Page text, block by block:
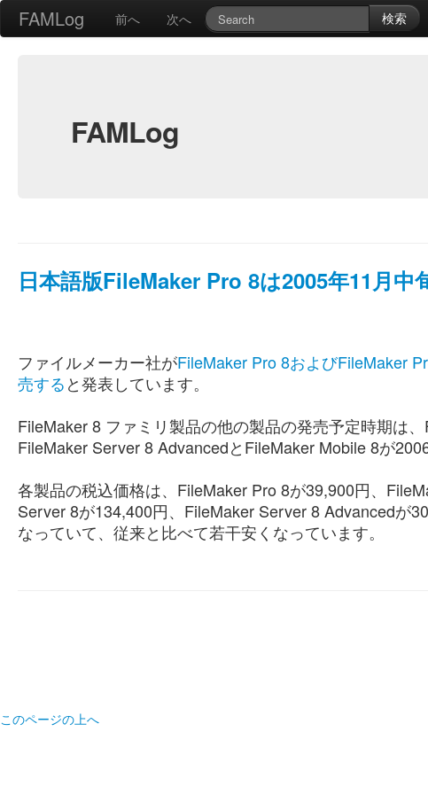
FAMLog 前へ 次へ 検索
FAMLog
日本語版FileMaker Pro 8は2005年11月中
ファイルメーカー社がFileMaker Pro 8およびFileMaker
売すると発表しています。
FileMaker 8 ファミリ製品の他の製品の発売予定時期は
FileMaker Server 8 AdvancedとFileMaker Mobile 8が
各製品の税込価格は、FileMaker Pro 8が39,900円、
Server 8が134,400円、FileMaker Server 8 Advancedが
なっていて、従来と比べて若干安くなっています。
このページの上へ